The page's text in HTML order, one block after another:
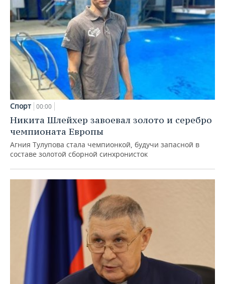
Спорт 00:00
Никита Шлейхер завоевал золото и серебро
чемпионата Европы
Агния Тулупова стала чемпионкой, будучи запасной в
составе золотой сборной синхронисток